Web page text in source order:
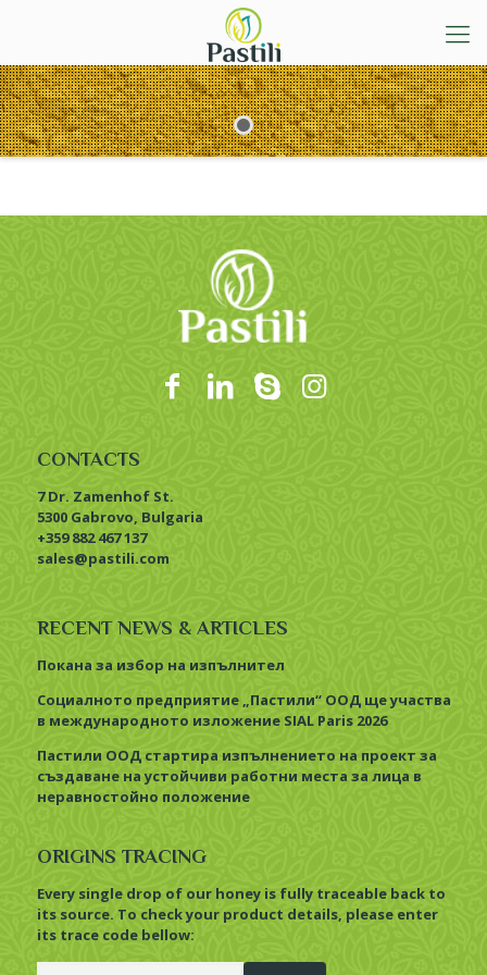
CONTACTS
7 Dr. Zamenhof St.
5300 Gabrovo, Bulgaria
+359 882 467 137
sales@pastili.com
RECENT NEWS & ARTICLES
Покана за избор на изпълнител
Социалното предприятие „Пастили“ ООД ще участва
в международното изложение SIAL Paris 2026
Пастили ООД стартира изпълнението на проект за
създаване на устойчиви работни места за лица в
неравностойно положение
ORIGINS TRACING
Every single drop of our honey is fully traceable back to
its source. To check your product details, please enter
its trace code bellow: